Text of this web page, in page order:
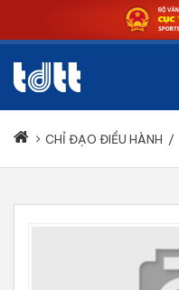
CHỈ ĐẠO ĐIỀU HÀNH /